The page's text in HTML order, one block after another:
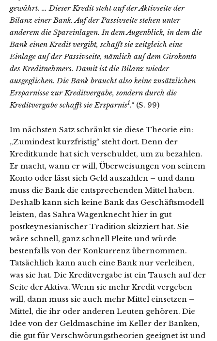
gewährt. … Dieser Kredit steht auf der Aktivseite der
Bilanz einer Bank. Auf der Passivseite stehen unter
anderem die Spareinlagen. In dem Augenblick, in dem die
Bank einen Kredit vergibt, schafft sie zeitgleich eine
Einlage auf der Passivseite, nämlich auf dem Girokonto
des Kreditnehmers. Damit ist die Bilanz wieder
ausgeglichen. Die Bank braucht also keine zusätzlichen
Ersparnisse zur Kreditvergabe, sondern durch die
Kreditvergabe schafft sie Ersparnis1.“(S. 99)
Im nächsten Satz schränkt sie diese Theorie ein:
„Zumindest kurzfristig“ steht dort. Denn der
Kreditkunde hat sich verschuldet, um zu bezahlen.
Er macht, wann er will, Überweisungen von seinem
Konto oder lässt sich Geld auszahlen – und dann
muss die Bank die entsprechenden Mittel haben.
Deshalb kann sich keine Bank das Geschäftsmodell
leisten, das Sahra Wagenknecht hier in gut
postkeynesianischer Tradition skizziert hat. Sie
wäre schnell, ganz schnell Pleite und würde
bestenfalls von der Konkurrenz übernommen.
Tatsächlich kann auch eine Bank nur verleihen,
was sie hat. Die Kreditvergabe ist ein Tausch auf der
Seite der Aktiva. Wenn sie mehr Kredit vergeben
will, dann muss sie auch mehr Mittel einsetzen –
Mittel, die ihr oder anderen Leuten gehören. Die
Idee von der Geldmaschine im Keller der Banken,
die gut für Verschwörungstheorien geeignet ist und